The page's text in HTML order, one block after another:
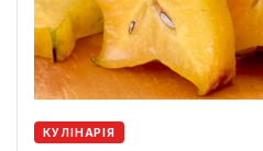
КУЛІНАРІЯ